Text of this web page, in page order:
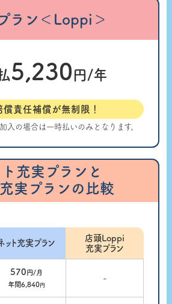
ラン＜Loppi＞
5,230円/年
償責任補償が無制限！
の場合は一時払いのみとなります。
充実プランと
実プランの比較
ット充実プラン
店頭Loppi
充実プラン
570円/月
年間6,840円
-